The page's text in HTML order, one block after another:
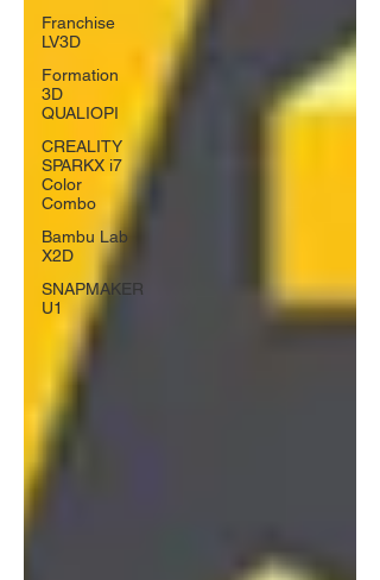
Franchise
LV3D
Formation
3D
QUALIOPI
CREALITY
SPARKX i7
Color
Combo
Bambu Lab
X2D
SNAPMAKER
U1